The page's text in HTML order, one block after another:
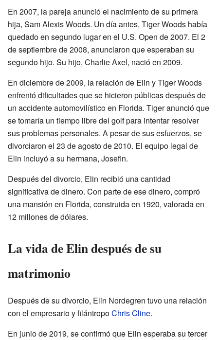
En 2007, la pareja anunció el nacimiento de su primera
hija, Sam Alexis Woods. Un día antes, Tiger Woods había
quedado en segundo lugar en el U.S. Open de 2007. El 2
de septiembre de 2008, anunciaron que esperaban su
segundo hijo. Su hijo, Charlie Axel, nació en 2009.
En diciembre de 2009, la relación de Elin y Tiger Woods
enfrentó dificultades que se hicieron públicas después de
un accidente automovilístico en Florida. Tiger anunció que
se tomaría un tiempo libre del golf para intentar resolver
sus problemas personales. A pesar de sus esfuerzos, se
divorciaron el 23 de agosto de 2010. El equipo legal de
Elin incluyó a su hermana, Josefin.
Después del divorcio, Elin recibió una cantidad
significativa de dinero. Con parte de ese dinero, compró
una mansión en Florida, construida en 1920, valorada en
12 millones de dólares.
La vida de Elin después de su
matrimonio
Después de su divorcio, Elin Nordegren tuvo una relación
con el empresario y filántropoChris Cline.
En junio de 2019, se confirmó que Elin esperaba su tercer